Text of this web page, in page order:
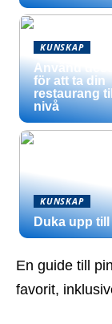
KUNSKAP
Använd
för att ta din
restaurang
nivå
KUNSKAP
Duka upp
En guide till
favorit,